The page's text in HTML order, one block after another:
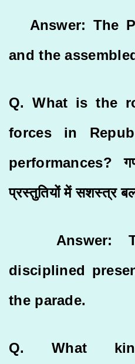
Answer: The
and the
Q. What is the
forces in
performances?
प्रस्तुतियों में सशस्त्र
Answer:
disciplined
the parade.
Q. What